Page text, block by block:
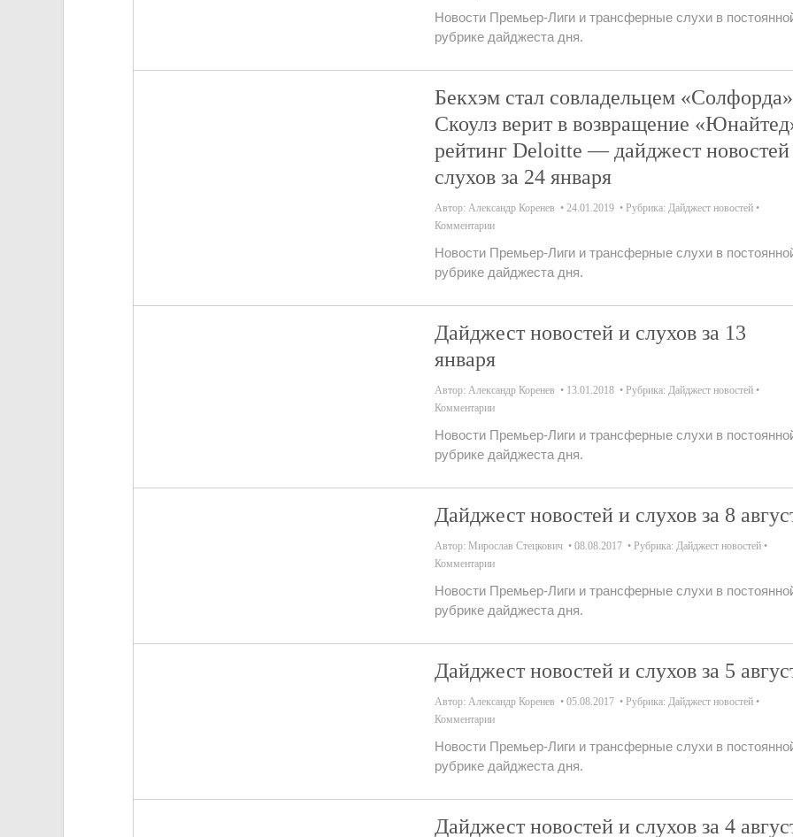
Новости Премьер-Лиги и трансферные слухи в
рубрике дайджеста дня.
Бекхэм стал совладельцем
Скоулз верит в возвращение
рейтинг Deloitte — дайджест
слухов за 24 января
Автор: Александр Коренев 24.01.2019 Рубрика: Дайджест новостей
Комментарии
Новости Премьер-Лиги и трансферные слухи в
рубрике дайджеста дня.
Дайджест новостей и слухов за 13
января
Автор: Александр Коренев 13.01.2018 Рубрика: Дайджест новостей
Комментарии
Новости Премьер-Лиги и трансферные слухи в
рубрике дайджеста дня.
Дайджест новостей и слухов за 8
Автор: Мирослав Стецкович 08.08.2017 Рубрика: Дайджест новостей
Комментарии
Новости Премьер-Лиги и трансферные слухи в
рубрике дайджеста дня.
Дайджест новостей и слухов за 5
Автор: Александр Коренев 05.08.2017 Рубрика: Дайджест новостей
Комментарии
Новости Премьер-Лиги и трансферные слухи в
рубрике дайджеста дня.
Дайджест новостей и слухов за 4